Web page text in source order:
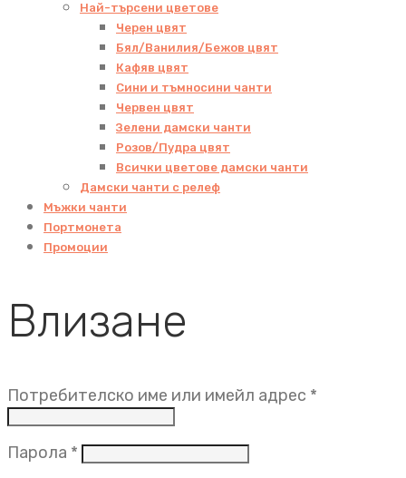
Най-търсени цветове
Черен цвят
Бял/Ванилия/Бежов цвят
Кафяв цвят
Сини и тъмносини чанти
Червен цвят
Зелени дамски чанти
Розов/Пудра цвят
Всички цветове дамски чанти
Дамски чанти с релеф
Мъжки чанти
Портмонета
Промоции
Влизане
Потребителско име или имейл адрес *
Парола * Задължително